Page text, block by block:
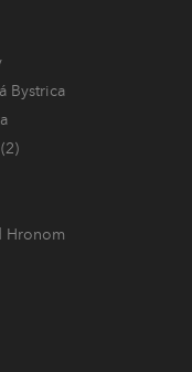
Bystrica
Hronom